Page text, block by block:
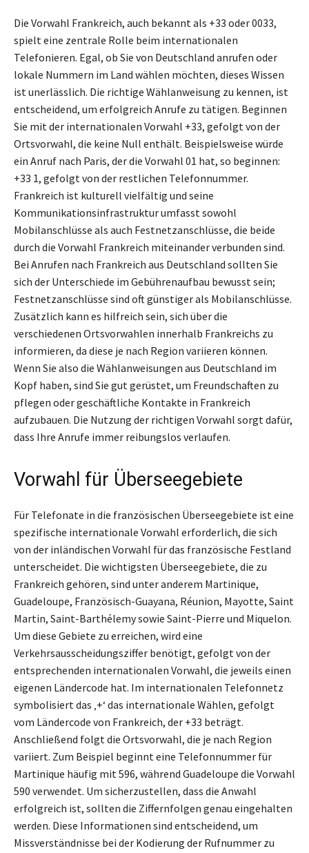
Die Vorwahl Frankreich, auch bekannt als +33 oder 0033,
spielt eine zentrale Rolle beim internationalen
Telefonieren. Egal, ob Sie von Deutschland anrufen oder
lokale Nummern im Land wählen möchten, dieses Wissen
ist unerlässlich. Die richtige Wählanweisung zu kennen, ist
entscheidend, um erfolgreich Anrufe zu tätigen. Beginnen
Sie mit der internationalen Vorwahl +33, gefolgt von der
Ortsvorwahl, die keine Null enthält. Beispielsweise würde
ein Anruf nach Paris, der die Vorwahl 01 hat, so beginnen:
+33 1, gefolgt von der restlichen Telefonnummer.
Frankreich ist kulturell vielfältig und seine
Kommunikationsinfrastruktur umfasst sowohl
Mobilanschlüsse als auch Festnetzanschlüsse, die beide
durch die Vorwahl Frankreich miteinander verbunden sind.
Bei Anrufen nach Frankreich aus Deutschland sollten Sie
sich der Unterschiede im Gebührenaufbau bewusst sein;
Festnetzanschlüsse sind oft günstiger als Mobilanschlüsse.
Zusätzlich kann es hilfreich sein, sich über die
verschiedenen Ortsvorwahlen innerhalb Frankreichs zu
informieren, da diese je nach Region variieren können.
Wenn Sie also die Wählanweisungen aus Deutschland im
Kopf haben, sind Sie gut gerüstet, um Freundschaften zu
pflegen oder geschäftliche Kontakte in Frankreich
aufzubauen. Die Nutzung der richtigen Vorwahl sorgt dafür,
dass Ihre Anrufe immer reibungslos verlaufen.
Vorwahl für Überseegebiete
Für Telefonate in die französischen Überseegebiete ist eine
spezifische internationale Vorwahl erforderlich, die sich
von der inländischen Vorwahl für das französische Festland
unterscheidet. Die wichtigsten Überseegebiete, die zu
Frankreich gehören, sind unter anderem Martinique,
Guadeloupe, Französisch-Guayana, Réunion, Mayotte, Saint
Martin, Saint-Barthélemy sowie Saint-Pierre und Miquelon.
Um diese Gebiete zu erreichen, wird eine
Verkehrsausscheidungsziffer benötigt, gefolgt von der
entsprechenden internationalen Vorwahl, die jeweils einen
eigenen Ländercode hat. Im internationalen Telefonnetz
symbolisiert das ‚+‘ das internationale Wählen, gefolgt
vom Ländercode von Frankreich, der +33 beträgt.
Anschließend folgt die Ortsvorwahl, die je nach Region
variiert. Zum Beispiel beginnt eine Telefonnummer für
Martinique häufig mit 596, während Guadeloupe die Vorwahl
590 verwendet. Um sicherzustellen, dass die Anwahl
erfolgreich ist, sollten die Ziffernfolgen genau eingehalten
werden. Diese Informationen sind entscheidend, um
Missverständnisse bei der Kodierung der Rufnummer zu